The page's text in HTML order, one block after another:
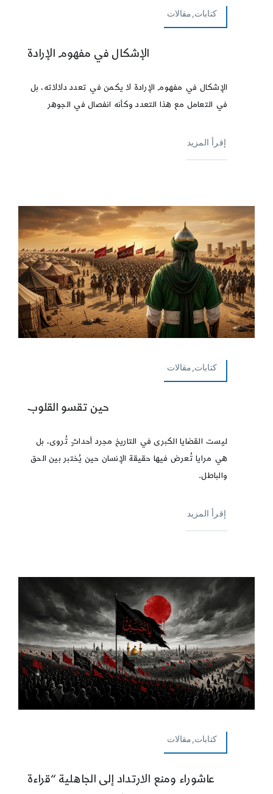
كتابات,مقالات
الإشكال في مفهوم الإرادة
الإشكال في مفهوم الإرادة لا يكمن في تعدد دلالاته، بل
في التعامل مع هذا التعدد وكأنه انفصال في الجوهر
إقرأ المزيد
كتابات,مقالات
حين تقسو القلوب
ليست القضايا الكبرى في التاريخ مجرد أحداثٍ تُروى، بل
هي مرايا تُعرض فيها حقيقة الإنسان حين يُختبر بين الحق
والباطل.
إقرأ المزيد
كتابات,مقالات
عاشوراء ومنع الارتداد إلى الجاهلية “قراءة